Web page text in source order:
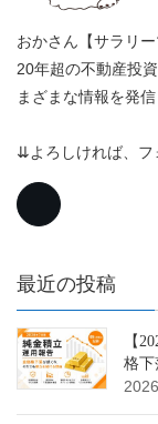
おかさん【サラリー
20年超の不動産投
まざまな情報を発信
⇊よろしければ、フ
最近の投稿
【
格下